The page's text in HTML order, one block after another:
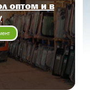
оптом и в